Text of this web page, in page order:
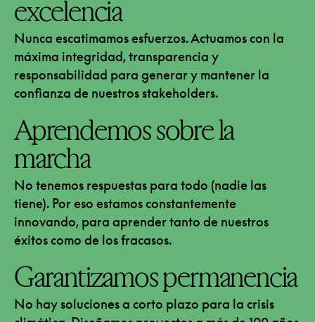
excelencia
Nunca escatimamos esfuerzos. Actuamos con la
máxima integridad, transparencia y
responsabilidad para generar y mantener la
confianza de nuestros stakeholders.
Aprendemos sobre la
marcha
No tenemos respuestas para todo (nadie las
tiene). Por eso estamos constantemente
innovando, para aprender tanto de nuestros
éxitos como de los fracasos.
Garantizamos permanencia
No hay soluciones a corto plazo para la crisis